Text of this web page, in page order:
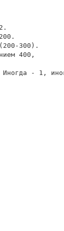
300).
400,
Иногда - 1,